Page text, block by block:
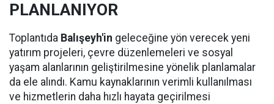
PLANLANIYOR
Toplantıda Balışeyh'in geleceğine yön verecek yeni
yatırım projeleri, çevre düzenlemeleri ve sosyal
yaşam alanlarının geliştirilmesine yönelik planlamalar
da ele alındı. Kamu kaynaklarının verimli kullanılması
ve hizmetlerin daha hızlı hayata geçirilmesi